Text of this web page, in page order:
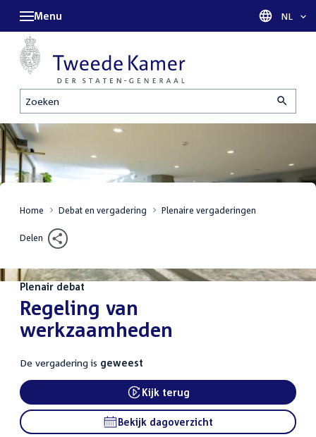
Zoeken
Menu Taal
NL
Home Debat en vergadering Plenaire vergaderingen
Delen
Plenair debat
:Regeling van
werkzaamheden
De vergadering is geweest
Kijk terug
Bekijk dagoverzicht